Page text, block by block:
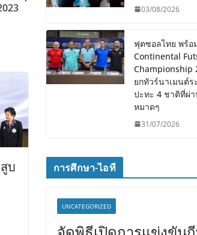
บ
03/08/2026
ฟุตซอลไทย พร้อ
Continental
Championship
ยกทัวร์นาเมนต์
ปะทะ 4 ชาติที่ผ่
หมาดๆ
31/07/2026
การศึกษา-ไอที
UNCATEGORIZED